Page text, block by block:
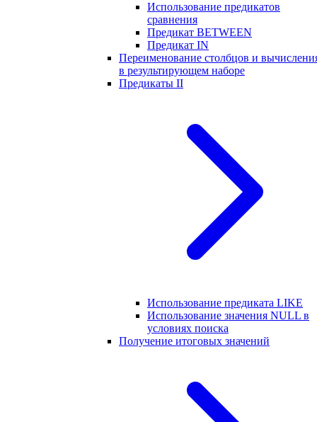
Использование предикатов
сравнения
Предикат BETWEEN
Предикат IN
Переименование столбцов и
в результирующем наборе
Предикаты II
Использование предиката LIKE
Использование значения NULL в
условиях поиска
Получение итоговых значений